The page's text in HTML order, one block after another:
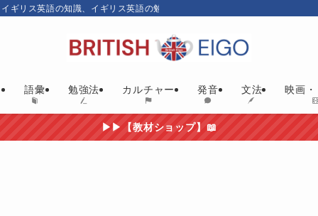
ギリス英語の知識、イギリス英語の勉強にお勧めの英語教材やイギリス
語彙 勉強法 カルチャー 発音 文法 映画
▶▶【教材ショップ】📖